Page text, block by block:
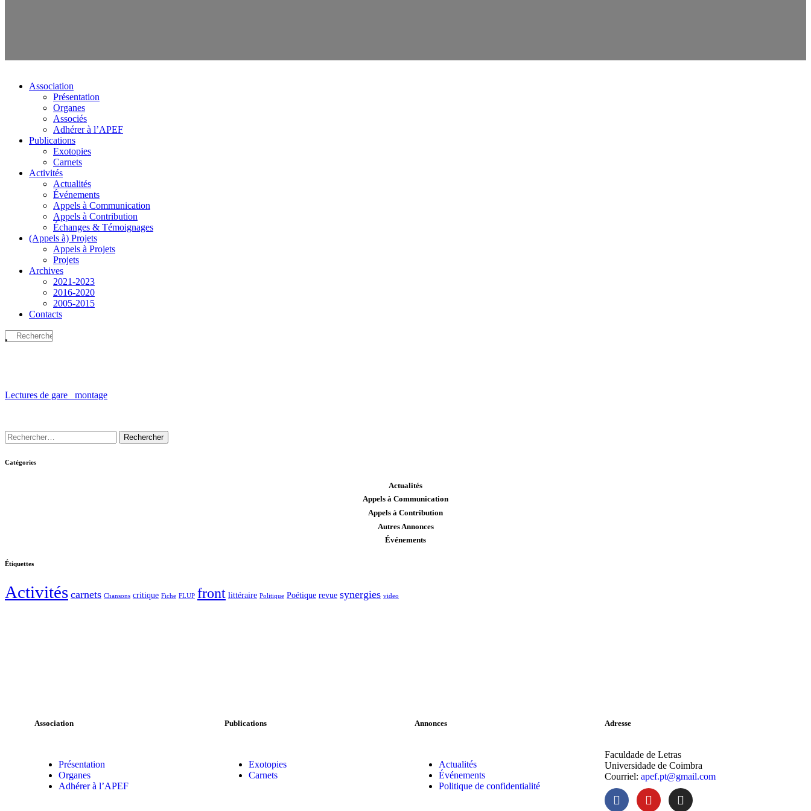
Association
Présentation
Organes
Associés
Adhérer à l’APEF
Publications
Exotopies
Carnets
Activités
Actualités
Événements
Appels à Communication
Appels à Contribution
Échanges & Témoignages
(Appels à) Projets
Appels à Projets
Projets
Archives
2021-2023
2016-2020
2005-2015
Contacts
Lectures de gare_ montage
Catégories
Actualités
Appels à Communication
Appels à Contribution
Autres Annonces
Événements
Étiquettes
Activités carnets Chansons critique Fiche FLUP front littéraire Politique Poétique revue synergies video
Association
Présentation
Organes
Adhérer à l’APEF
Publications
Exotopies
Carnets
Annonces
Actualités
Événements
Politique de confidentialité
Adresse
Faculdade de Letras
Universidade de Coimbra
Courriel: apef.pt@gmail.com